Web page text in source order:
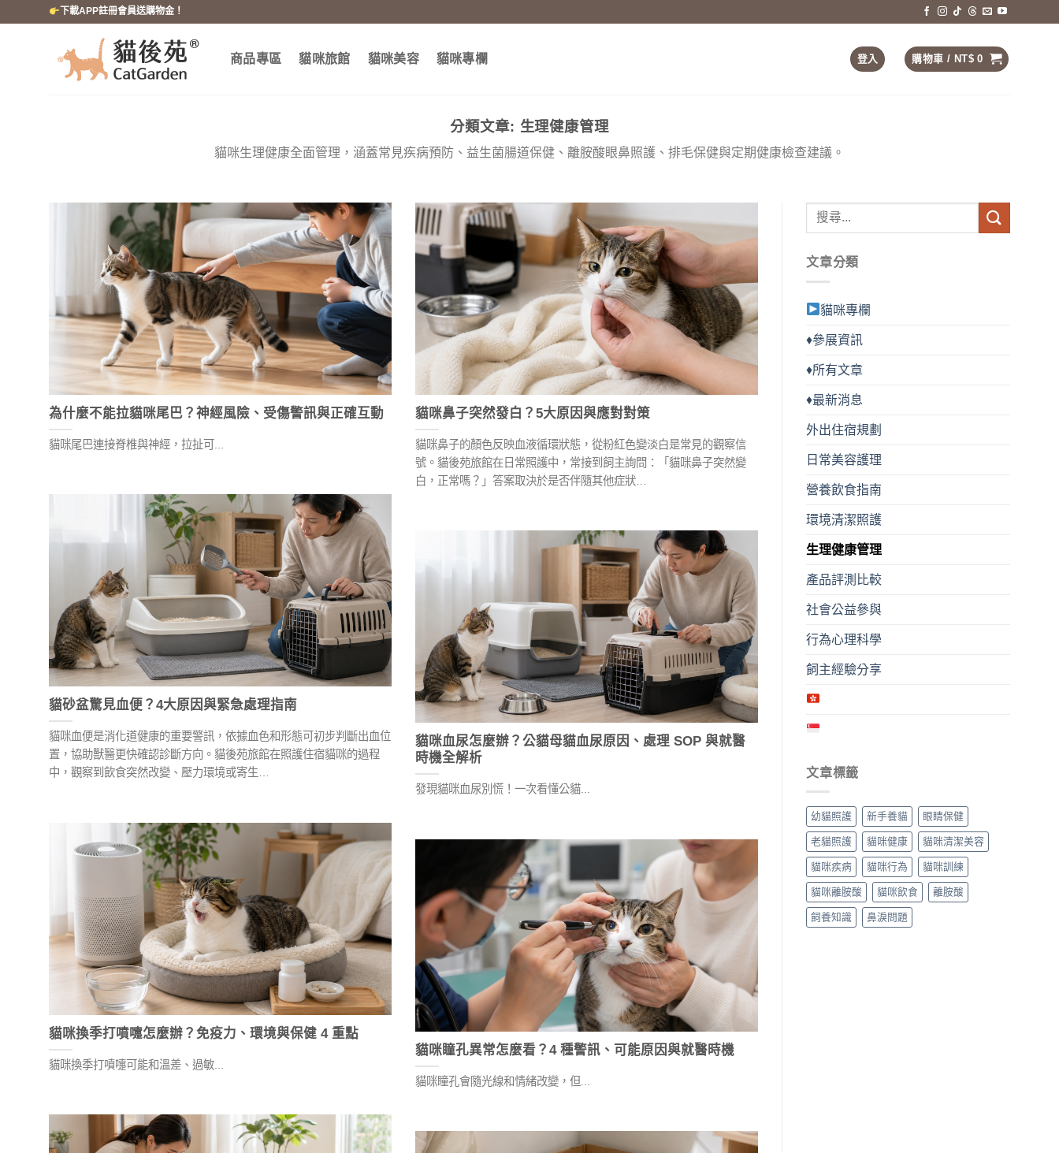
下載APP註冊會員送購物金！
商品專區 貓咪旅館 貓咪美容 貓咪專欄 登入 購物車 / NT$0
分類文章: 生理健康管理
貓咪生理健康全面管理，涵蓋常見疾病預防、益生菌腸道保健、離胺酸眼鼻照護、排毛保健與定期健康檢查建議。
為什麼不能拉貓咪尾巴？神經風險、受傷警訊與正確互動
貓咪尾巴連接脊椎與神經，拉扯可...
貓咪鼻子突然發白？5大原因與應對對策
貓咪鼻子的顏色反映血液循環狀態，從粉紅色變淡白是常見的觀察信
號。貓後苑旅館在日常照護中，常接到飼主詢問：「貓咪鼻子突然變
白，正常嗎？」答案取決於是否伴隨其他症狀…
貓砂盆驚見血便？4大原因與緊急處理指南
貓咪血便是消化道健康的重要警訊，依據血色和形態可初步判斷出血位
置，協助獸醫更快確認診斷方向。貓後苑旅館在照護住宿貓咪的過程
中，觀察到飲食突然改變、壓力環境或寄生…
貓咪血尿怎麼辦？公貓母貓血尿原因、處理 SOP 與就醫
時機全解析
發現貓咪血尿別慌！一次看懂公貓...
貓咪換季打噴嚏怎麼辦？免疫力、環境與保健 4 重點
貓咪換季打噴嚏可能和溫差、過敏...
貓咪瞳孔異常怎麼看？4 種警訊、可能原因與就醫時機
貓咪瞳孔會隨光線和情緒改變，但...
文章分類
貓咪專欄
♦參展資訊
♦所有文章
♦最新消息
外出住宿規劃
日常美容護理
營養飲食指南
環境清潔照護
生理健康管理
產品評測比較
社會公益參與
行為心理科學
飼主經驗分享
文章標籤
幼貓照護 新手養貓 眼睛保健
老貓照護 貓咪健康 貓咪清潔美容
貓咪疾病 貓咪行為 貓咪訓練
貓咪離胺酸 貓咪飲食 離胺酸
飼養知識 鼻淚問題